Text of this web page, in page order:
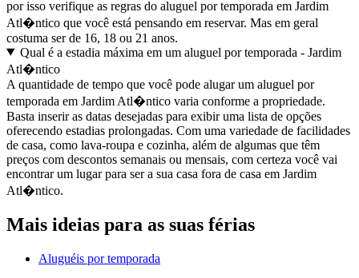
por isso verifique as regras do aluguel por temporada em Jardim
Atl�ntico que você está pensando em reservar. Mas em geral
costuma ser de 16, 18 ou 21 anos.
Qual é a estadia máxima em um aluguel por temporada - Jardim
Atl�ntico
A quantidade de tempo que você pode alugar um aluguel por
temporada em Jardim Atl�ntico varia conforme a propriedade.
Basta inserir as datas desejadas para exibir uma lista de opções
oferecendo estadias prolongadas. Com uma variedade de facilidades
de casa, como lava-roupa e cozinha, além de algumas que têm
preços com descontos semanais ou mensais, com certeza você vai
encontrar um lugar para ser a sua casa fora de casa em Jardim
Atl�ntico.
Mais ideias para as suas férias
Aluguéis por temporada